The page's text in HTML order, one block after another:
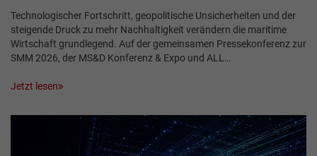
Technologischer Fortschritt, geopolitische Unsicherheiten und der
steigende Druck zu mehr Nachhaltigkeit verändern die maritime
Wirtschaft grundlegend. Auf der gemeinsamen Pressekonferenz zur
SMM 2026, der MS&D Konferenz & Expo und ALL…
Jetzt lesen